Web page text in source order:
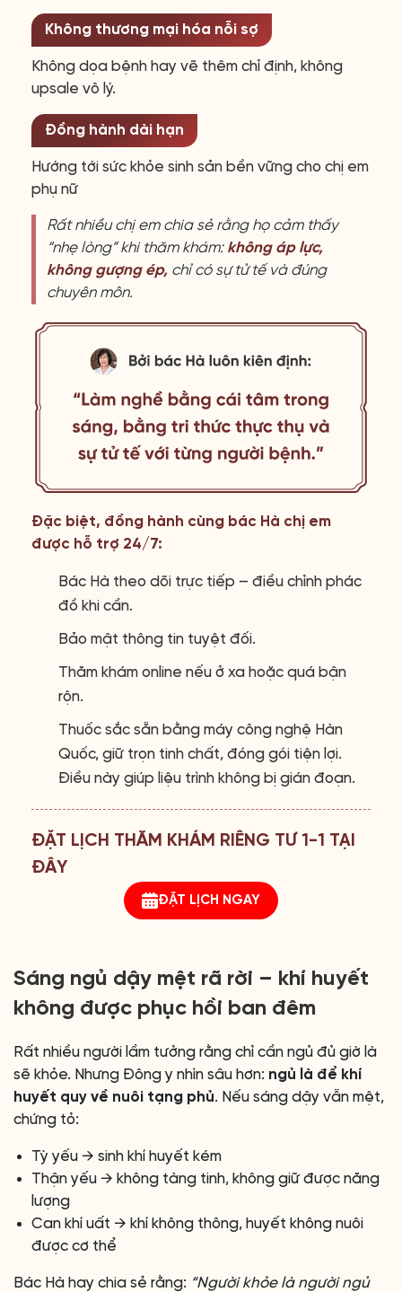
Không thương mại hóa nỗi sợ
Không dọa bệnh hay vẽ thêm chỉ định, không
upsale vô lý.
Đồng hành dài hạn
Hướng tới sức khỏe sinh sản bền vững cho chị em
phụ nữ
Rất nhiều chị em chia sẻ rằng họ cảm thấy
“nhẹ lòng” khi thăm khám: không áp lực,
không gượng ép, chỉ có sự tử tế và đúng
chuyên môn.
Đặc biệt, đồng hành cùng bác Hà chị em
được hỗ trợ 24/7:
Bác Hà theo dõi trực tiếp – điều chỉnh phác
đồ khi cần.
Bảo mật thông tin tuyệt đối.
Thăm khám online nếu ở xa hoặc quá bận
rộn.
Thuốc sắc sẵn bằng máy công nghệ Hàn
Quốc, giữ trọn tinh chất, đóng gói tiện lợi.
Điều này giúp liệu trình không bị gián đoạn.
ĐẶT LỊCH THĂM KHÁM RIÊNG TƯ 1-1 TẠI
ĐÂY
ĐẶT LỊCH NGAY
Sáng ngủ dậy mệt rã rời – khí huyết
không được phục hồi ban đêm
Rất nhiều người lầm tưởng rằng chỉ cần ngủ đủ giờ là
sẽ khỏe. Nhưng Đông y nhìn sâu hơn: ngủ là để khí
huyết quy về nuôi tạng phủ. Nếu sáng dậy vẫn mệt,
chứng tỏ:
Tỳ yếu → sinh khí huyết kém
Thận yếu → không tàng tinh, không giữ được năng
lượng
Can khí uất → khí không thông, huyết không nuôi
được cơ thể
Bác Hà hay chia sẻ rằng: “Người khỏe là người ngủ